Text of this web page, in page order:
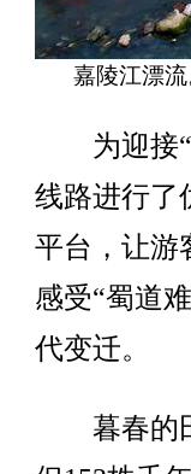
嘉陵江漂
为迎接“
线路进行了
平台，让游
感受“蜀道
代变迁。
暮春的田